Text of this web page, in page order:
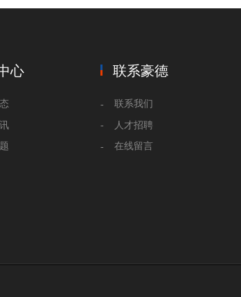
心 联系豪德
联系我们
人才招聘
在线留言